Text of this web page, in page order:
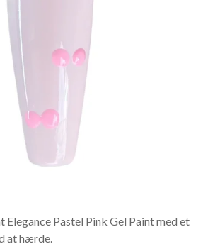
Pastel Pink Gel Paint med et
at hærde.